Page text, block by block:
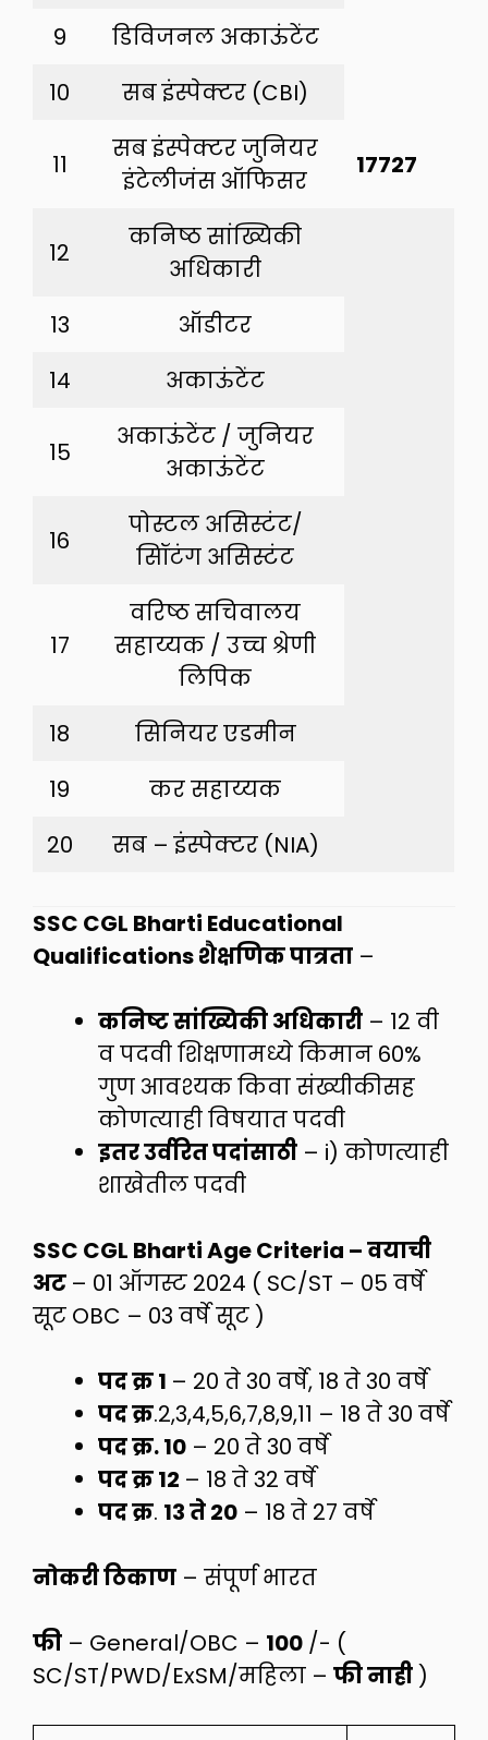
9
डिविजनल अकाऊंटेंट
10
सब इंस्पेक्टर (CBI)
11
सब इंस्पेक्टर जुनियर
इंटेलीजंस ऑफिसर
17727
12
कनिष्ठ सांख्यिकी
अधिकारी
13
ऑडीटर
14
अकाऊंटेंट
15
अकाऊंटेंट / जुनियर
अकाऊंटेंट
16
पोस्टल असिस्टंट/
सॉिटंग असिस्टंट
17
वरिष्ठ सचिवालय
सहाय्यक / उच्च श्रेणी
लिपिक
18
सिनियर एडमीन
19
कर सहाय्यक
20
सब – इंस्पेक्टर (NIA)
SSC CGL Bharti Educational
Qualifications शैक्षणिक पात्रता –
कनिष्ट सांख्यिकी अधिकारी – 12 वी
व पदवी शिक्षणामध्ये किमान 60%
गुण आवश्यक किवा संख्यीकीसह
कोणत्याही विषयात पदवी
इतर उर्वरित पदांसाठी – i) कोणत्याही
शाखेतील पदवी
SSC CGL Bharti Age Criteria – वयाची
अट – 01 ऑगस्ट 2024 ( SC/ST – 05 वर्षे
सूट OBC – 03 वर्षे सूट )
पद क्र 1 – 20 ते 30 वर्षे, 18 ते 30 वर्षे
पद क्र.2,3,4,5,6,7,8,9,11 – 18 ते 30 वर्षे
पद क्र. 10 – 20 ते 30 वर्षे
पद क्र 12 – 18 ते 32 वर्षे
पद क्र. 13 ते 20 – 18 ते 27 वर्षे
नोकरी ठिकाण – संपूर्ण भारत
फी – General/OBC – 100 /- (
SC/ST/PWD/ExSM/महिला – फी नाही )